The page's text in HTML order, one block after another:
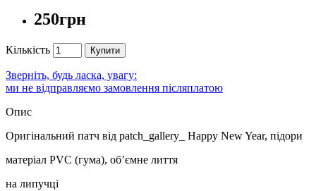
250грн
Кількість Купити
Зверніть, будь ласка, увагу:
ми не відправляємо замовлення післяплатою
Опис
Оригінальний патч від patch_gallery_ Happy New Year, підори
матеріал PVC (гума), об’ємне лиття
на липучці